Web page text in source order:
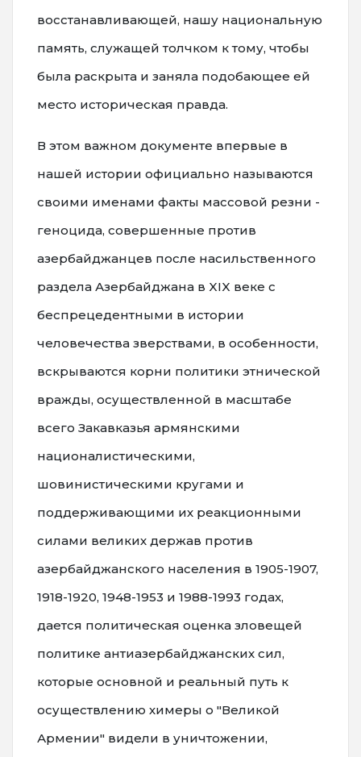
восстанавливающей, нашу национальную
память, служащей толчком к тому, чтобы
была раскрыта и заняла подобающее ей
место историческая правда.
В этом важном документе впервые в
нашей истории официально называются
своими именами факты массовой резни -
геноцида, совершенные против
азербайджанцев после насильственного
раздела Азербайджана в XIX веке с
беспрецедентными в истории
человечества зверствами, в особенности,
вскрываются корни политики этнической
вражды, осуществленной в масштабе
всего Закавказья армянскими
националистическими,
шовинистическими кругами и
поддерживающими их реакционными
силами великих держав против
азербайджанского населения в 1905-1907,
1918-1920, 1948-1953 и 1988-1993 годах,
дается политическая оценка зловещей
политике антиазербайджанских сил,
которые основной и реальный путь к
осуществлению химеры о "Великой
Армении" видели в уничтожении,